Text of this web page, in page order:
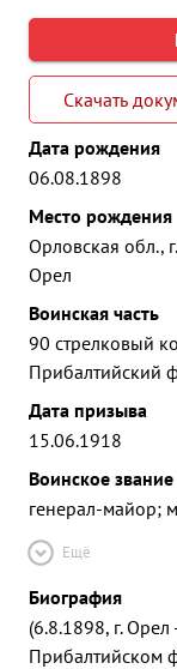
Скачать
Дата рождения
06.08.1898
Место рождения
Орловская обл.,
Орел
Воинская часть
90 стрелковый
Прибалтийский
Дата призыва
15.06.1918
Воинское звание
генерал-майор;
Ещё
Биография
(6.8.1898, г.
Прибалтийском